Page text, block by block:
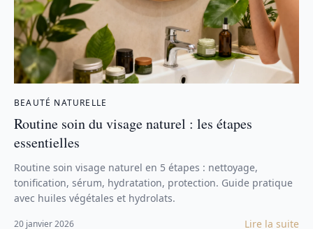
BEAUTÉ NATURELLE
Routine soin du visage naturel : les étapes
essentielles
Routine soin visage naturel en 5 étapes : nettoyage,
tonification, sérum, hydratation, protection. Guide pratique
avec huiles végétales et hydrolats.
20 janvier 2026 Lire la suite